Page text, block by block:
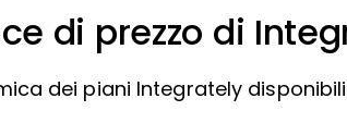
di prezzo di
dei piani Integrately